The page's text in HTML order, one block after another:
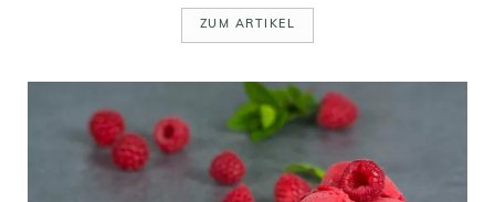
ZUM ARTIKEL